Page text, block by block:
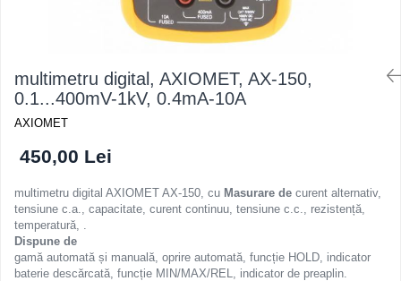
multimetru digital, AXIOMET, AX-150,
0.1...400mV-1kV, 0.4mA-10A
AXIOMET
450,00 Lei
multimetru digital AXIOMET AX-150, cu Masurare de curent alternativ,
tensiune c.a., capacitate, curent continuu, tensiune c.c., rezistență,
temperatură, .
Dispune de
gamă automată și manuală, oprire automată, funcție HOLD, indicator
baterie descărcată, funcție MIN/MAX/REL, indicator de preaplin.